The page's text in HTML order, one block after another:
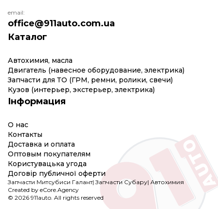
Каталог
Автохимия, масла
Двигатель (навесное оборудование, электрика)
Запчасти для ТО (ГРМ, ремни, ролики, свечи)
Кузов (интерьер, экстерьер, электрика)
Інформация
О нас
Контакты
Доставка и оплата
Оптовым покупателям
Користувацька угода
Договір публичної оферти
email:
office@911auto.com.ua
Created by eCore.Agency
Запчасти Митсубиси Галант|Запчасти Субару| Автохимия
© 2026 911auto. All rights reserved